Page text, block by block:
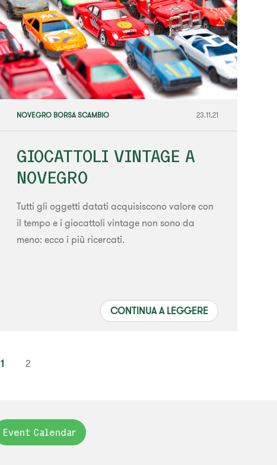
NOVEGRO BORSA SCAMBIO 23.11.21
GIOCATTOLI VINTAGE A
NOVEGRO
Tutti gli oggetti datati acquisiscono valore con
il tempo e i giocattoli vintage non sono da
meno: ecco i più ricercati.
CONTINUA A LEGGERE
1 2
Event Calendar